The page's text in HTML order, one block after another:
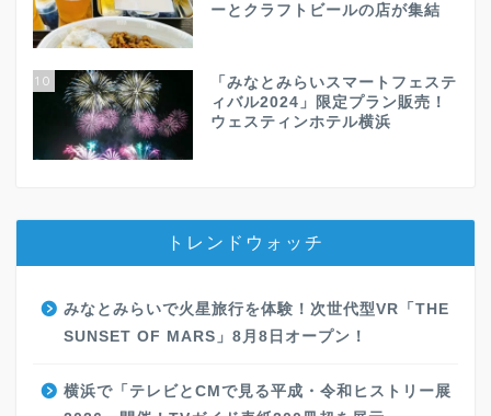
ーとクラフトビールの店が集結
10
「みなとみらいスマートフェステ
ィバル2024」限定プラン販売！
ウェスティンホテル横浜
トレンドウォッチ
みなとみらいで火星旅行を体験！次世代型VR「THE
SUNSET OF MARS」8月8日オープン！
横浜で「テレビとCMで見る平成・令和ヒストリー展